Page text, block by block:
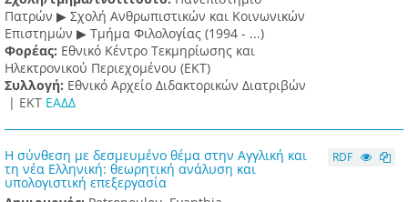
Πατρών ▶ Σχολή Ανθρωπιστικών και Κοινωνικών
Επιστημών ▶ Τμήμα Φιλολογίας (1994 - ...)
Φορέας: Εθνικό Κέντρο Τεκμηρίωσης και
Ηλεκτρονικού Περιεχομένου (ΕΚΤ)
Συλλογή: Εθνικό Αρχείο Διδακτορικών Διατριβών
| ΕΚΤ ΕΑΔΔ
Η σύνθεση με δεσμευμένο θέμα στην Αγγλική και
τη νέα Ελληνική: θεωρητική ανάλυση και
υπολογιστική επεξεργασία
RDF